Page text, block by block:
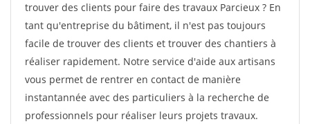
trouver des clients pour faire des travaux Parcieux ? En
tant qu'entreprise du bâtiment, il n'est pas toujours
facile de trouver des clients et trouver des chantiers à
réaliser rapidement. Notre service d'aide aux artisans
vous permet de rentrer en contact de manière
instantannée avec des particuliers à la recherche de
professionnels pour réaliser leurs projets travaux.